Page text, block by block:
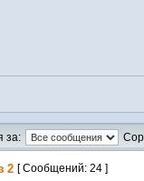
за:
2 [ Сообщений: 24 ]